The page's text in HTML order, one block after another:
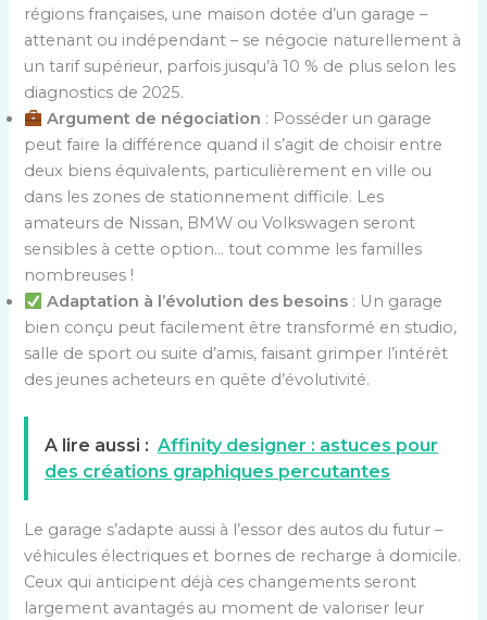
régions françaises, une maison dotée d’un garage –
attenant ou indépendant – se négocie naturellement à
un tarif supérieur, parfois jusqu’à 10 % de plus selon les
diagnostics de 2025.
Argument de négociation : Posséder un garage
peut faire la différence quand il s’agit de choisir entre
deux biens équivalents, particulièrement en ville ou
dans les zones de stationnement difficile. Les
amateurs de Nissan, BMW ou Volkswagen seront
sensibles à cette option… tout comme les familles
nombreuses !
Adaptation à l’évolution des besoins : Un garage
bien conçu peut facilement être transformé en studio,
salle de sport ou suite d’amis, faisant grimper l’intérêt
des jeunes acheteurs en quête d’évolutivité.
A lire aussi : Affinity designer : astuces pour
des créations graphiques percutantes
Le garage s’adapte aussi à l’essor des autos du futur –
véhicules électriques et bornes de recharge à domicile.
Ceux qui anticipent déjà ces changements seront
largement avantagés au moment de valoriser leur